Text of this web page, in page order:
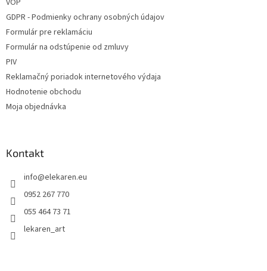
VOP
GDPR - Podmienky ochrany osobných údajov
Formulár pre reklamáciu
Formulár na odstúpenie od zmluvy
PIV
Reklamačný poriadok internetového výdaja
Hodnotenie obchodu
Moja objednávka
Kontakt
info@elekaren.eu
0952 267 770
055 464 73 71
lekaren_art